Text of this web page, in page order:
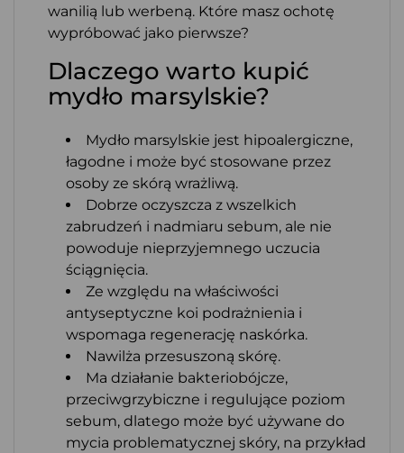
wanilią lub werbeną. Które masz ochotę
wypróbować jako pierwsze?
Dlaczego warto kupić
mydło marsylskie?
Mydło marsylskie jest hipoalergiczne,
łagodne i może być stosowane przez
osoby ze skórą wrażliwą.
Dobrze oczyszcza z wszelkich
zabrudzeń i nadmiaru sebum, ale nie
powoduje nieprzyjemnego uczucia
ściągnięcia.
Ze względu na właściwości
antyseptyczne koi podrażnienia i
wspomaga regenerację naskórka.
Nawilża przesuszoną skórę.
Ma działanie bakteriobójcze,
przeciwgrzybiczne i regulujące poziom
sebum, dlatego może być używane do
mycia problematycznej skóry, na przykład